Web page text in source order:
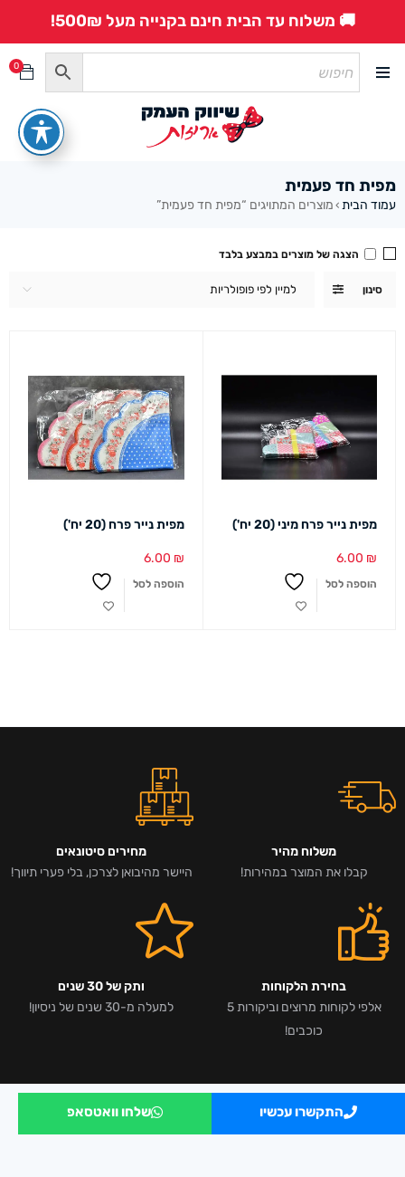
🚚 משלוח עד הבית חינם בקנייה מעל 500₪!
0
מפית חד פעמית
עמוד הבית › מוצרים המתויגים “מפית חד פעמית”
סינון למיין לפי פופולריות
הצגה של מוצרים במבצע בלבד
מפית נייר פרח מיני (20 יח')
6.00 ₪
הוספה לסל
מפית נייר פרח (20 יח')
6.00 ₪
הוספה לסל
משלוח מהיר
קבלו את המוצר במהירות!
מחירים סיטונאים
היישר מהיבואן לצרכן, בלי פערי תיווך!
בחירת הלקוחות
אלפי לקוחות מרוצים וביקורות 5
כוכבים!
ותק של 30 שנים
למעלה מ-30 שנים של ניסיון!
התקשרו עכשיו שלחו וואטסאפ